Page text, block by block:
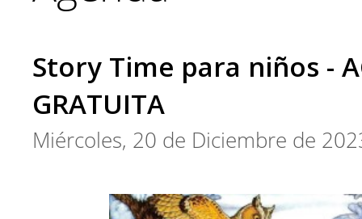
Story Time para niños -
GRATUITA
Miércoles, 20 de Diciembre de